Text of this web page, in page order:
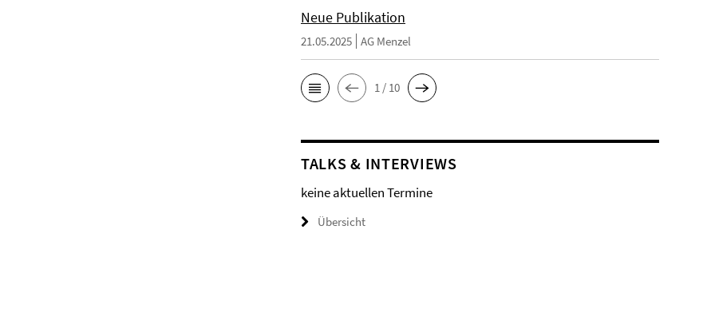
Neue Publikation
21.05.2025 AG Menzel
1 / 10
TALKS & INTERVIEWS
keine aktuellen Termine
Übersicht